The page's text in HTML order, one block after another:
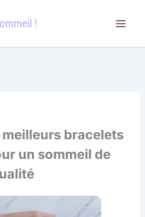
!
bracelets
un sommeil de